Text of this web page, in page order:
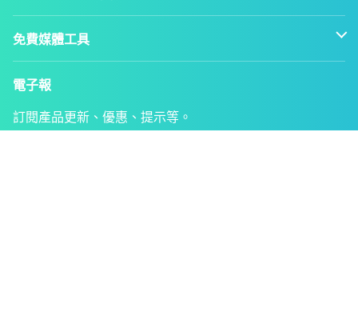
免費媒體工具
電子報
訂閱產品更新、優惠、提示等。